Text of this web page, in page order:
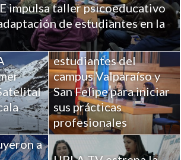
impulsa taller psicoeducativo
de estudiantes en la
UPLA entrega
herramientas clave a
más de 100
estudiantes del
campus Valparaíso y
San Felipe para iniciar
sus prácticas
profesionales
la
Playa
a